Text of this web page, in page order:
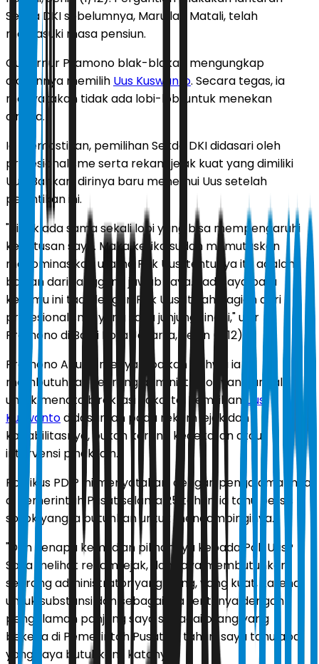
Sekda DKI sebelumnya, Marullah Matali, telah
memasuki masa pensiun.
Gubernur Pramono blak-blakan mengungkap
alasannya memilih Uus Kuswanto. Secara tegas, ia
menyatakan tidak ada lobi-lobi untuk menekan
dirinya.
Ia memastikan, pemilihan Sekda DKI didasari oleh
profesionalisme serta rekam jejak kuat yang dimiliki
Uus. Bahkan, dirinya baru menemui Uus setelah
pelantikan ini.
"Tidak ada sama sekali lobi yang bisa mempengaruhi
keputusan saya. Maka ketika sudah memutuskan
menominasikan utama Pak Uus, tentunya itu adalah
bagian dari tanggung jawab saya. Jadi saya baru
ketemu ini tadi dengan Pak Uus. Itulah bagian dari
profesionalisme yang saya junjung tinggi," ujar
Pramono di Balai Kota Jakarta, Senin (1/12).
Pramono Anung menyampaikan bahwa ia
membutuhkan seorang administrator yang andal
untuk menata birokrasi Jakarta. Pemilihan Uus
Kuswantodidasarkan pada rekam jejak dan
kapabilitasnya, bukan karena kedekatan atau
intervensi pihak lain.
Politikus PDIP ini menyatakan, dengan pengalamannya
di Pemerintah Pusat selama 25 tahun, ia tahu persis
sosok yang ia butuhkan untuk mendampinginya.
"Dan kenapa kemudian pilihannya kepada Pak Uus?
Saya melihat rekam jejak, dan saya membutuhkan
seorang administrator yang ulung, yang kuat, karena
untuk substansi dan sebagainya tentunya dengan
pengalaman panjang saya sebagai orang yang
bekerja di Pemerintah Pusat 25 tahun, saya tahu apa
yang saya butuhkan," katanya.